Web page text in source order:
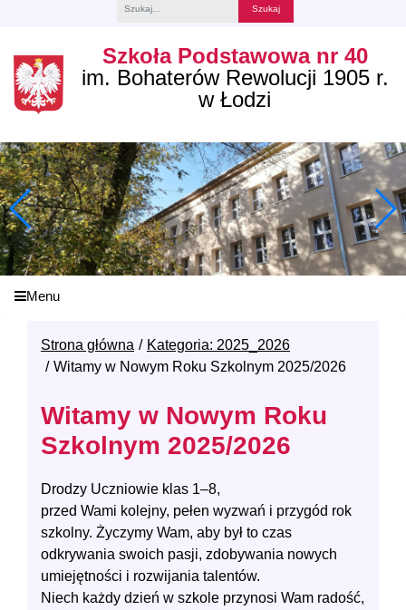
Szkoła Podstawowa nr 40
im. Bohaterów Rewolucji 1905 r.
w Łodzi
Menu
Strona główna
Kategoria: 2025_2026
Witamy w Nowym Roku Szkolnym 2025/2026
Witamy w Nowym Roku
Szkolnym 2025/2026
Drodzy Uczniowie klas 1–8,
przed Wami kolejny, pełen wyzwań i przygód rok
szkolny. Życzymy Wam, aby był to czas
odkrywania swoich pasji, zdobywania nowych
umiejętności i rozwijania talentów.
Niech każdy dzień w szkole przynosi Wam radość,